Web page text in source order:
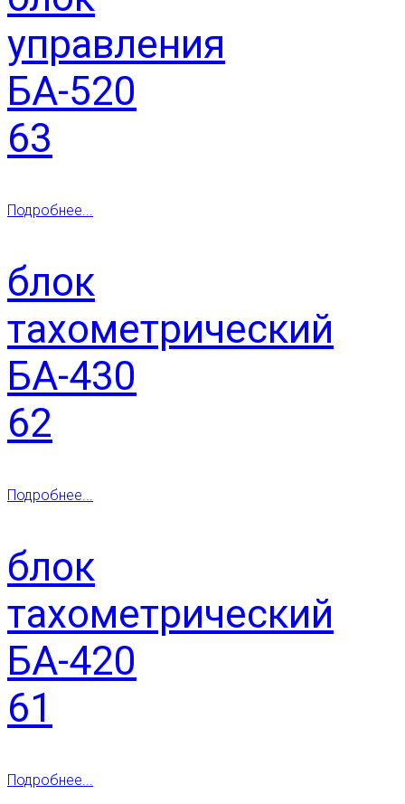
управления
БА-520
63
Подробнее...
блок
тахометрический
БА-430
62
Подробнее...
блок
тахометрический
БА-420
61
Подробнее...